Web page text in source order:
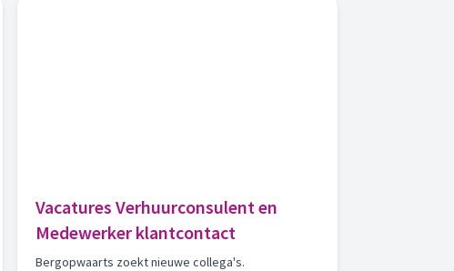
Vacatures Verhuurconsulent en
Medewerker klantcontact
Bergopwaarts zoekt nieuwe collega's.